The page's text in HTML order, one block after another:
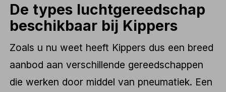
De types luchtgereedschap
beschikbaar bij Kippers
Zoals u nu weet heeft Kippers dus een breed
aanbod aan verschillende gereedschappen
die werken door middel van pneumatiek. Een